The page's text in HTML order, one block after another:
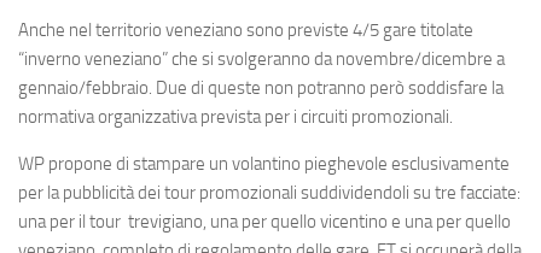
Anche nel territorio veneziano sono previste 4/5 gare titolate
“inverno veneziano” che si svolgeranno da novembre/dicembre a
gennaio/febbraio. Due di queste non potranno però soddisfare la
normativa organizzativa prevista per i circuiti promozionali.
WP propone di stampare un volantino pieghevole esclusivamente
per la pubblicità dei tour promozionali suddividendoli su tre facciate:
una per il tour trevigiano, una per quello vicentino e una per quello